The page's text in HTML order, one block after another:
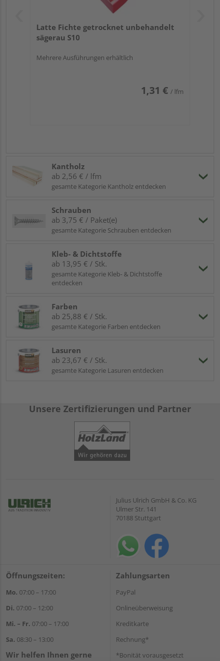
Latte Fichte getrocknet unbehandelt
sägerau S10
Mehrere Ausführungen erhältlich
1,31 € / lfm
Kantholz
ab 2,56 € / lfm
gesamte Kategorie Kantholz entdecken
Schrauben
ab 3,75 € / Paket(e)
gesamte Kategorie Schrauben entdecken
Kleb- & Dichtstoffe
ab 13,95 € / Stk.
gesamte Kategorie Kleb- & Dichtstoffe
entdecken
Farben
ab 25,88 € / Stk.
gesamte Kategorie Farben entdecken
Lasuren
ab 23,67 € / Stk.
gesamte Kategorie Lasuren entdecken
Unsere Zertifizierungen und Partner
Julius Ulrich GmbH & Co. KG
Ulmer Str. 141
70188 Stuttgart
Öffnungszeiten:
Mo. 07:00 – 17:00
Di. 07:00 – 12:00
Mi. – Fr. 07:00 – 17:00
Sa. 08:30 – 13:00
Wir helfen Ihnen gerne
Zahlungsarten
PayPal
Onlineüberweisung
Kreditkarte
Rechnung*
*Bonität vorausgesetzt